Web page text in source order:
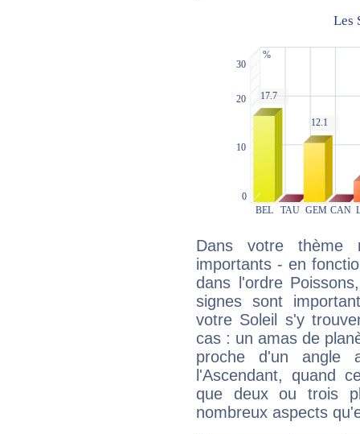
Dans votre thème
importants - en
dans l'ordre
signes sont
votre Soleil s'y
cas : un amas de
proche d'un
l'Ascendant, quand
que deux ou trois
nombreux aspects